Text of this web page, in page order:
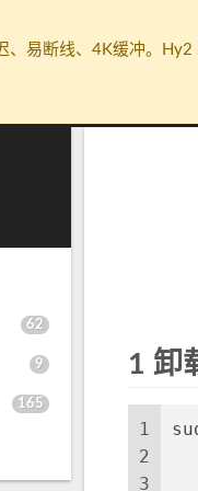
、易断线、4K缓冲。
62
9
165
1 卸
1
2
3